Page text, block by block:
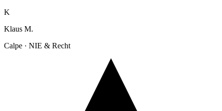
K
Klaus M.
Calpe · NIE & Recht